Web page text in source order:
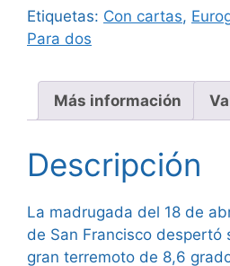
Etiquetas: Con cartas,
Para dos
Más información
Descripción
La madrugada del 18 de
de San Francisco despertó
gran terremoto de 8,6